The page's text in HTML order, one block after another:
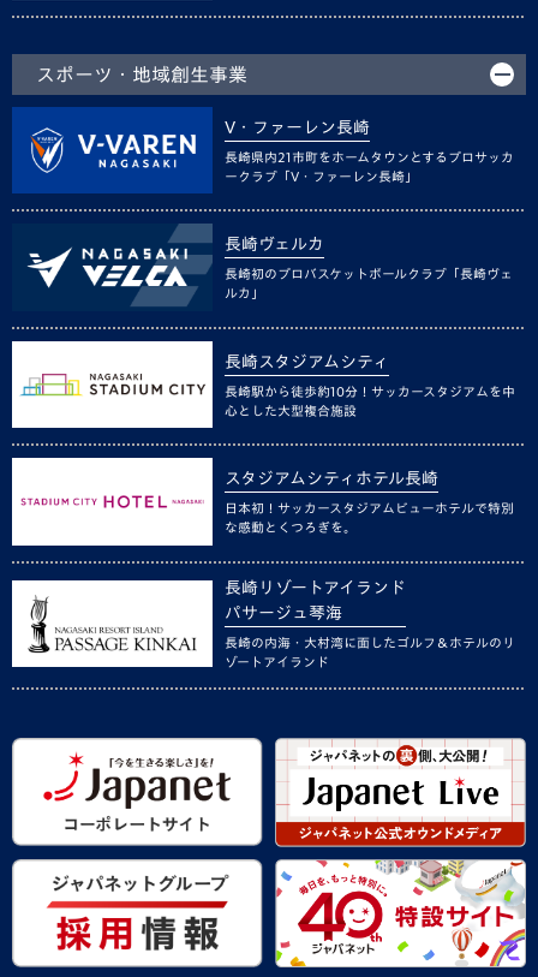
スポーツ・地域創生事業
V・ファーレン長崎
長崎県内21市町をホームタウンとするプロサッカ
ークラブ「V・ファーレン長崎」
長崎ヴェルカ
長崎初のプロバスケットボールクラブ「長崎ヴェ
ルカ」
長崎スタジアムシティ
長崎駅から徒歩約10分！サッカースタジアムを中
心とした大型複合施設
スタジアムシティホテル長崎
日本初！サッカースタジアムビューホテルで特別
な感動とくつろぎを。
長崎リゾートアイランド
パサージュ琴海
長崎の内海・大村湾に面したゴルフ＆ホテルのリ
ゾートアイランド